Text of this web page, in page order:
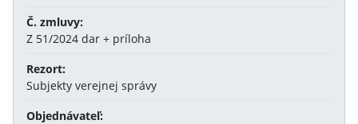
Č. zmluvy:
Z 51/2024 dar + príloha
Rezort:
Subjekty verejnej správy
Objednávateľ: